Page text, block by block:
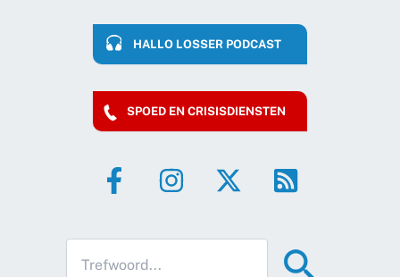
HALLO LOSSER PODCAST
SPOED EN CRISISDIENSTEN